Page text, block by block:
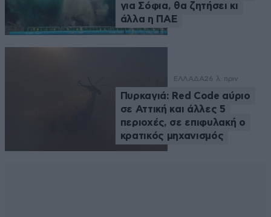
για Σόφια, θα ζητήσει κι
άλλα η ΠΑΕ
ΕΛΛΑΔΑ26 λ. πριν
Πυρκαγιά: Red Code αύριο
σε Αττική και άλλες 5
περιοχές, σε επιφυλακή ο
κρατικός μηχανισμός